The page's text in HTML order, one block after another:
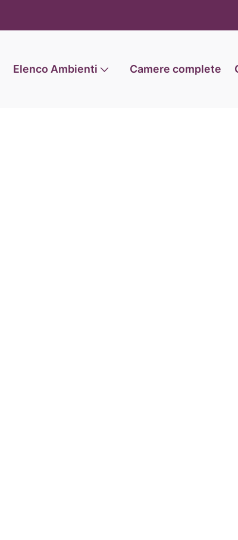
Elenco Ambienti Camere complete